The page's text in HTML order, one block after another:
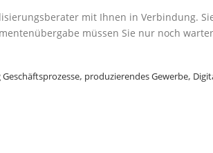
mit Ihnen in Verbindung.
müssen Sie nur noch
, produzierendes Gewerbe,